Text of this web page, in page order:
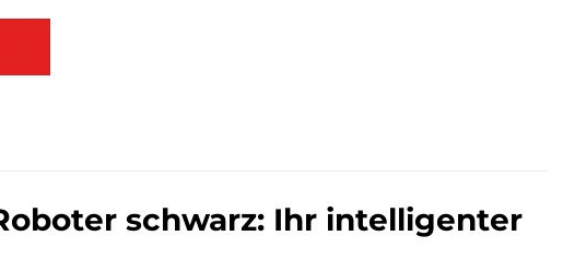
schwarz: Ihr intelligenter